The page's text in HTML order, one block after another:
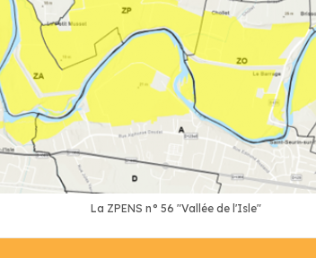
La ZPENS n° 56 "Vallée de l'Isle"